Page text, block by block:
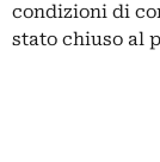
condizioni di
stato chiuso al